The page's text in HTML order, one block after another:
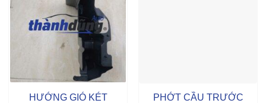
HƯỚNG GIÓ KÉT
PHỚT CẦU TRƯỚC